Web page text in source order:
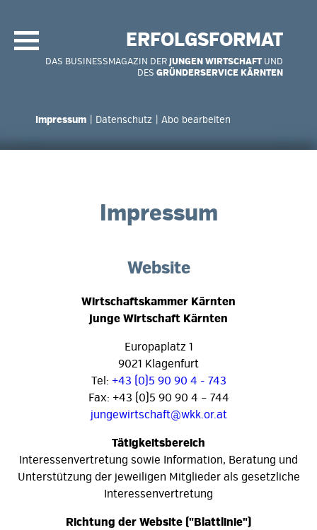
ERFOLGSFORMAT
DAS BUSINESSMAGAZIN DERJUNGEN WIRTSCHAFTUND
DES GRÜNDERSERVICE KÄRNTEN
überspringen
Impressum Datenschutz Abo bearbeiten
Impressum
Website
Wirtschaftskammer Kärnten
Junge Wirtschaft Kärnten
Europaplatz 1
9021 Klagenfurt
Tel: +43 (0)5 90 90 4 - 743
Fax: +43 (0)5 90 90 4 – 744
jungewirtschaft@wkk.or.at
Tätigkeitsbereich
Interessenvertretung sowie Information, Beratung und
Unterstützung der jeweiligen Mitglieder als gesetzliche
Interessenvertretung
Richtung der Website ("Blattlinie")